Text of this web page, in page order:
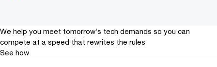
We help you meet tomorrow’s tech demands so you can
compete at a speed that rewrites the rules
See how